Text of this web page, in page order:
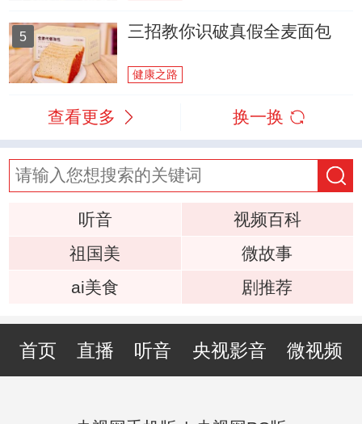
5 三招教你识破真假全麦面包
健康之路
查看更多 换一换
听音
视频百科
祖国美
微故事
ai美食
剧推荐
首页 直播 听音 央视影音 微视频